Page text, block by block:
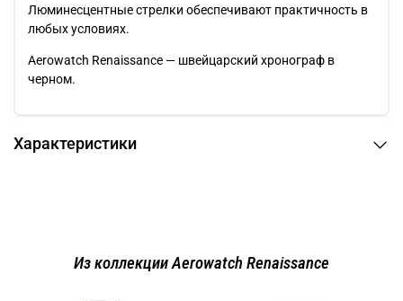
Люминесцентные стрелки обеспечивают практичность в
любых условиях.
Aerowatch Renaissance — швейцарский хронограф в
черном.
Характеристики
Из коллекции Aerowatch Renaissance